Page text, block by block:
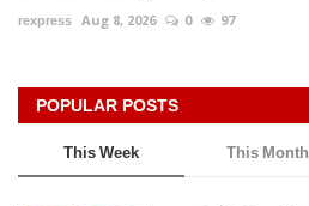
rexpress Aug 8, 2026 0 97
POPULAR POSTS
This Week This Month